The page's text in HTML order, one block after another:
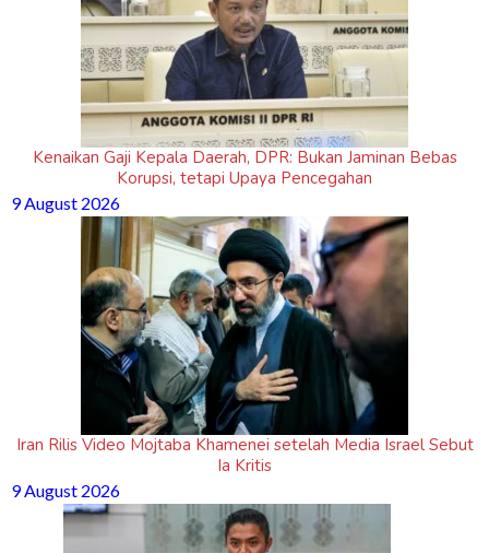
Kenaikan Gaji Kepala Daerah, DPR: Bukan Jaminan Bebas
Korupsi, tetapi Upaya Pencegahan
9 August 2026
Iran Rilis Video Mojtaba Khamenei setelah Media Israel Sebut
Ia Kritis
9 August 2026